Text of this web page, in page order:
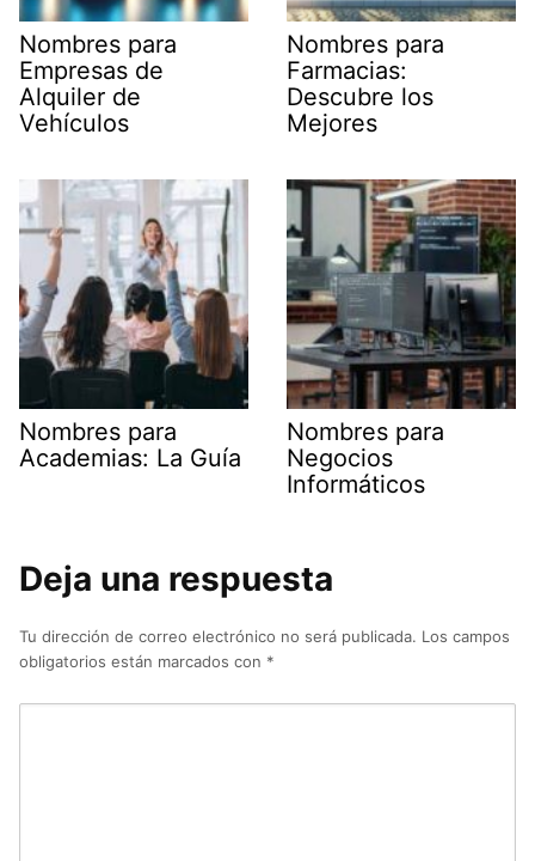
Nombres para
Empresas de
Alquiler de
Vehículos
Nombres para
Farmacias:
Descubre los
Mejores
Nombres para
Academias: La Guía
Nombres para
Negocios
Informáticos
Deja una respuesta
Tu dirección de correo electrónico no será publicada. Los campos
obligatorios están marcados con *